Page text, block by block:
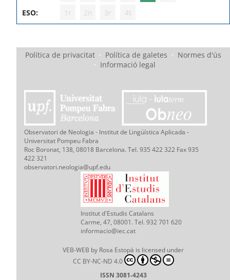
ESO:
1r 2n 3r 4t
Política de privacitat · Política de galetes · Normes d'ús
· Informació legal
Observatori de Neologia - Institut de Lingüística Aplicada -
Universitat Pompeu Fabra
Roc Boronat, 138, 08018 Barcelona. Tel. 935 422 322 Fax 935
422 321
observatori.neologia@upf.edu
Institut d'Estudis Catalans
Carme, 47, 08001. Tel. 932 701 620
informacio@iec.cat
VEB-WEB by Rosa Estopà is licensed under
CC BY-NC-ND 4.0
ISSN 3081-4243